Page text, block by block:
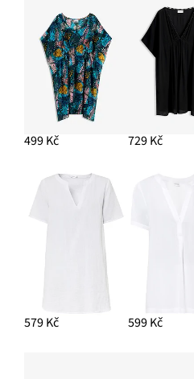
499 Kč 729 Kč
579 Kč 599 Kč